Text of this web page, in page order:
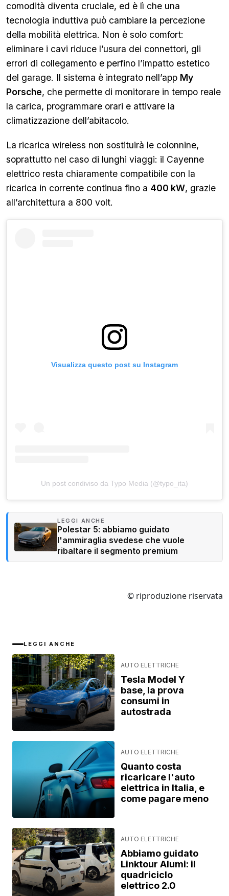
comodità diventa cruciale, ed è lì che una
tecnologia induttiva può cambiare la percezione
della mobilità elettrica. Non è solo comfort:
eliminare i cavi riduce l’usura dei connettori, gli
errori di collegamento e perfino l’impatto estetico
del garage. Il sistema è integrato nell’app My
Porsche, che permette di monitorare in tempo reale
la carica, programmare orari e attivare la
climatizzazione dell’abitacolo.
La ricarica wireless non sostituirà le colonnine,
soprattutto nel caso di lunghi viaggi: il Cayenne
elettrico resta chiaramente compatibile con la
ricarica in corrente continua fino a 400 kW, grazie
all’architettura a 800 volt.
Visualizza questo post su Instagram
Un post condiviso da Typo Media (@typo_ita)
LEGGI ANCHE
Polestar 5: abbiamo guidato
l'ammiraglia svedese che vuole
ribaltare il segmento premium
© riproduzione riservata
LEGGI ANCHE
AUTO ELETTRICHE
Tesla Model Y
base, la prova
consumi in
autostrada
AUTO ELETTRICHE
Quanto costa
ricaricare l'auto
elettrica in Italia, e
come pagare meno
AUTO ELETTRICHE
Abbiamo guidato
Linktour Alumi: il
quadriciclo
elettrico 2.0